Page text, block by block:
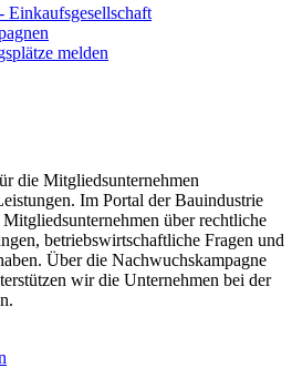
melden
die Mitgliedsunternehmen
Im Portal der Bauindustrie
über rechtliche
betriebswirtschaftliche Fragen und
Über die Nachwuchskampagne
wir die Unternehmen bei der